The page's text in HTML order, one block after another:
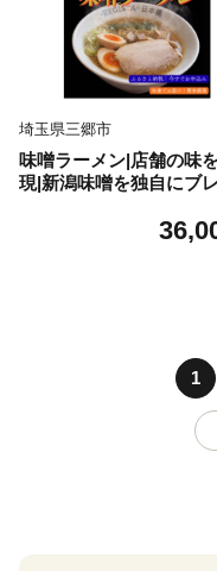
埼玉県三郷市
味噌ラーメン|店舗の味
現|新潟味噌を独自にブ
＜満足感＞6食セット【
1